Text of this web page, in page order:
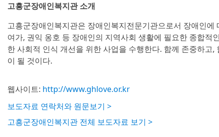
고흥군장애인복지관 소개
고흥군장애인복지관은 장애인복지전문기관으로서 장애인에
여가, 권익 옹호 등 장애인의 지역사회 생활에 필요한 종합적
한 사회적 인식 개선을 위한 사업을 수행한다. 함께 존중하고
이 될 것이다.
웹사이트: http://www.ghlove.or.kr
보도자료 연락처와 원문보기 >
고흥군장애인복지관 전체 보도자료 보기 >